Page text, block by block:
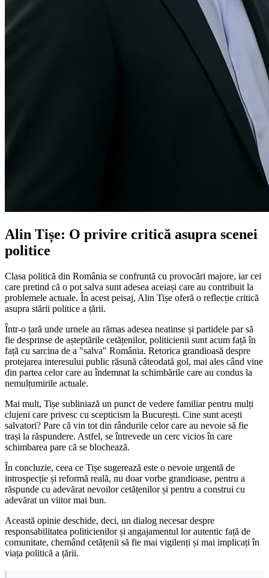
Alin Tișe: O privire critică asupra scenei
politice
Clasa politică din România se confruntă cu provocări majore, iar cei
care pretind că o pot salva sunt adesea aceiași care au contribuit la
problemele actuale. În acest peisaj, Alin Tișe oferă o reflecție critică
asupra stării politice a țării.
Într-o țară unde urnele au rămas adesea neatinse și partidele par să
fie desprinse de așteptările cetățenilor, politicienii sunt acum față în
față cu sarcina de a "salva" România. Retorica grandioasă despre
protejarea interesului public răsună câteodată gol, mai ales când vine
din partea celor care au îndemnat la schimbările care au condus la
nemulțumirile actuale.
Mai mult, Tișe subliniază un punct de vedere familiar pentru mulți
clujeni care privesc cu scepticism la București. Cine sunt acești
salvatori? Pare că vin tot din rândurile celor care au nevoie să fie
trași la răspundere. Astfel, se întrevede un cerc vicios în care
schimbarea pare că se blochează.
În concluzie, ceea ce Tișe sugerează este o nevoie urgentă de
introspecție și reformă reală, nu doar vorbe grandioase, pentru a
răspunde cu adevărat nevoilor cetățenilor și pentru a construi cu
adevărat un viitor mai bun.
Această opinie deschide, deci, un dialog necesar despre
responsabilitatea politicienilor și angajamentul lor autentic față de
comunitate, chemând cetățenii să fie mai vigilenți și mai implicați în
viața politică a țării.